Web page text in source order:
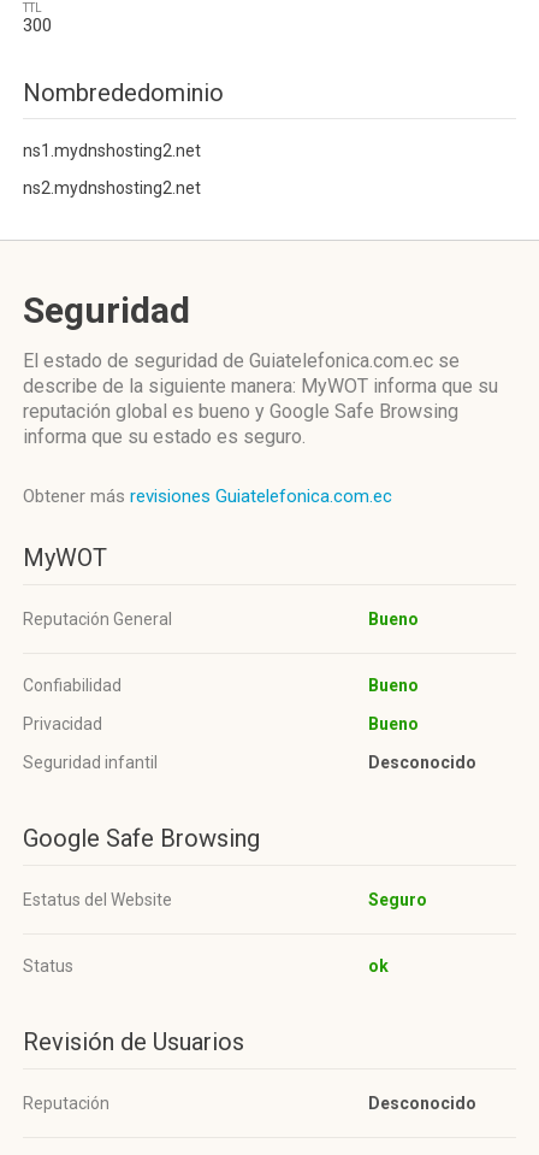
TTL
300
Nombrededominio
ns1.mydnshosting2.net
ns2.mydnshosting2.net
Seguridad
El estado de seguridad de Guiatelefonica.com.ec se
describe de la siguiente manera: MyWOT informa que su
reputación global es bueno y Google Safe Browsing
informa que su estado es seguro.
Obtener más revisiones Guiatelefonica.com.ec
MyWOT
Reputación General Bueno
Confiabilidad
Bueno
Privacidad
Bueno
Seguridad infantil
Desconocido
Google Safe Browsing
Estatus del Website Seguro
Status ok
Revisión de Usuarios
Reputación Desconocido